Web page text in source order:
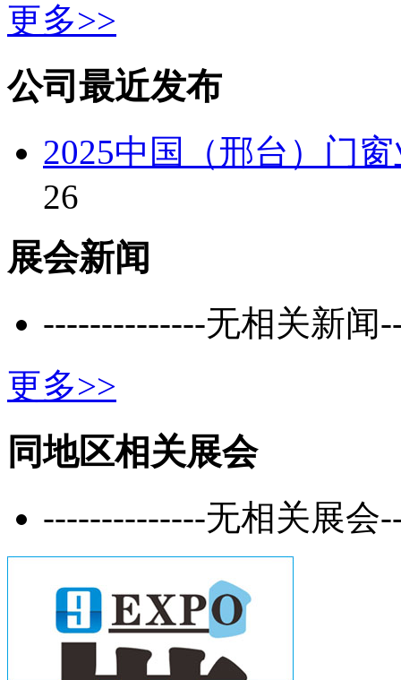
更多>>
公司最近发布
2025中国（邢台）门
26
展会新闻
--------------无相关新闻
更多>>
同地区相关展会
--------------无相关展会